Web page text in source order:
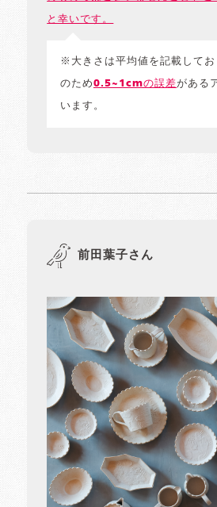
と幸いです。
※大きさは平均値を記載してお
のため0.5~1cmの誤差がある
います。
前田葉子さん